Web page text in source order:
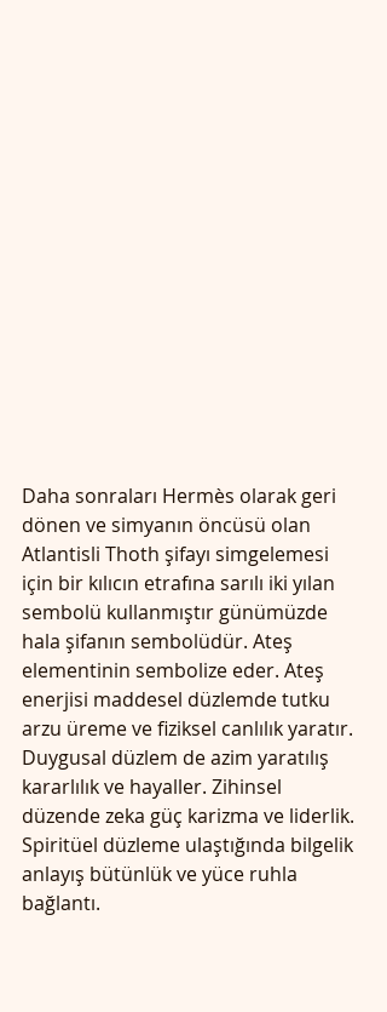
Daha sonraları Hermès olarak geri
dönen ve simyanın öncüsü olan
Atlantisli Thoth şifayı simgelemesi
için bir kılıcın etrafına sarılı iki yılan
sembolü kullanmıştır günümüzde
hala şifanın sembolüdür. Ateş
elementinin sembolize eder. Ateş
enerjisi maddesel düzlemde tutku
arzu üreme ve fiziksel canlılık yaratır.
Duygusal düzlem de azim yaratılış
kararlılık ve hayaller. Zihinsel
düzende zeka güç karizma ve liderlik.
Spiritüel düzleme ulaştığında bilgelik
anlayış bütünlük ve yüce ruhla
bağlantı.